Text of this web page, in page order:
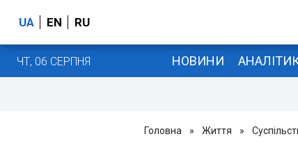
UA EN RU
ЧТ, 06 СЕРПНЯ НОВИНИ
Головна » Життя »